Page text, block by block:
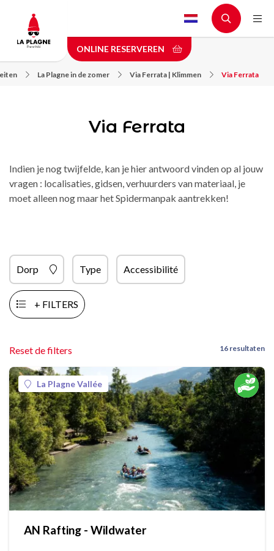
main
content
ONLINE RESERVEREN
La Plagne in de zomer Via Ferrata | Klimmen Via Ferrata
Via Ferrata
Indien je nog twijfelde, kan je hier antwoord vinden op al jouw
vragen : localisaties, gidsen, verhuurders van materiaal, je
moet alleen nog maar het Spidermanpak aantrekken!
Dorp Type Accessibilité
+ FILTERS
Reset de filters 16 resultaten
La Plagne Vallée
AN Rafting - Wildwater